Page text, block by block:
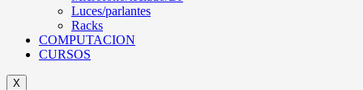
Luces/parlantes
Racks
COMPUTACION
CURSOS
X